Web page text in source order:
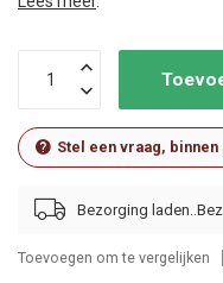
Stel een vraag, binnen
Bezorging laden..
Toevoegen om te vergelijken